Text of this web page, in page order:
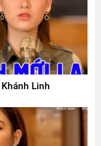
Linh